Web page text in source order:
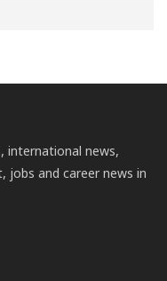
international news,
jobs and career news in